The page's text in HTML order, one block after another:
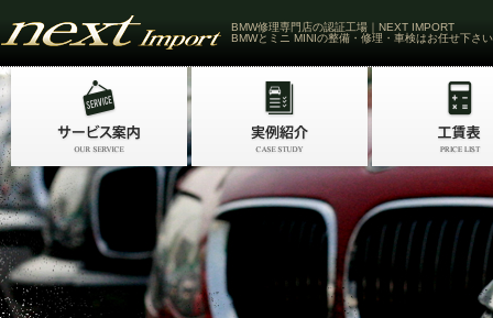
BMW修理専門店の認証工場｜NEXT IMPORT
BMWとミニ MINIの整備・修理・車検はお任せ下さい